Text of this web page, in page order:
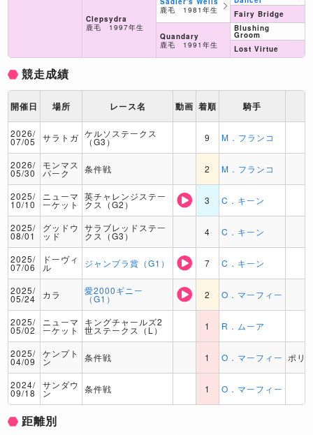
Clepsydra
鹿毛 1997年生
鹿毛 1981年生
Quandary
鹿毛 1991年生
Fairy Bridge
Blushing
Groom
Lost Virtue
競走成績
開催日 場所 レース名 動画 着順 騎手
2026/
07/05 サラトガ ケルソステークス
（G3） 9 M．フランコ
2026/
05/30
モンマス
パーク 条件戦 2 M．フランコ
2025/
10/10
ニューマ
ーケット
英チャレンジステー
クス（G2） 3 C．キーン
2025/
08/01
グッドウ
ッド
サラブレッドステー
クス（G3） 4 C．キーン
2025/
07/06
ドーヴィ
ル ジャンプラ賞（G1） 7 C．キーン
2025/
05/24 カラ 愛2000ギニー
（G1） 2 O．マーフィー
2025/
05/02
ニューマ
ーケット
キングチャールズ2
世ステークス（L） 1 R．ムーア
2025/
04/09
ケンプト
ン 条件戦 1 O．マーフィー ポリ
2024/
09/18
サンダウ
ン 条件戦 1 O．マーフィー
距離別